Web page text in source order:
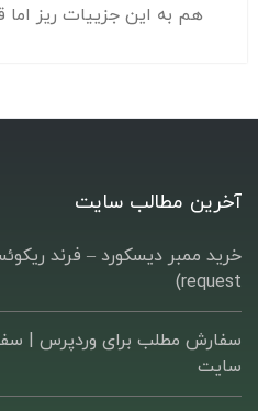
هم به این جزییات ریز اما
آخرین مطالب سایت
request)
سفارش مطلب برای وردپرس |‌
سایت